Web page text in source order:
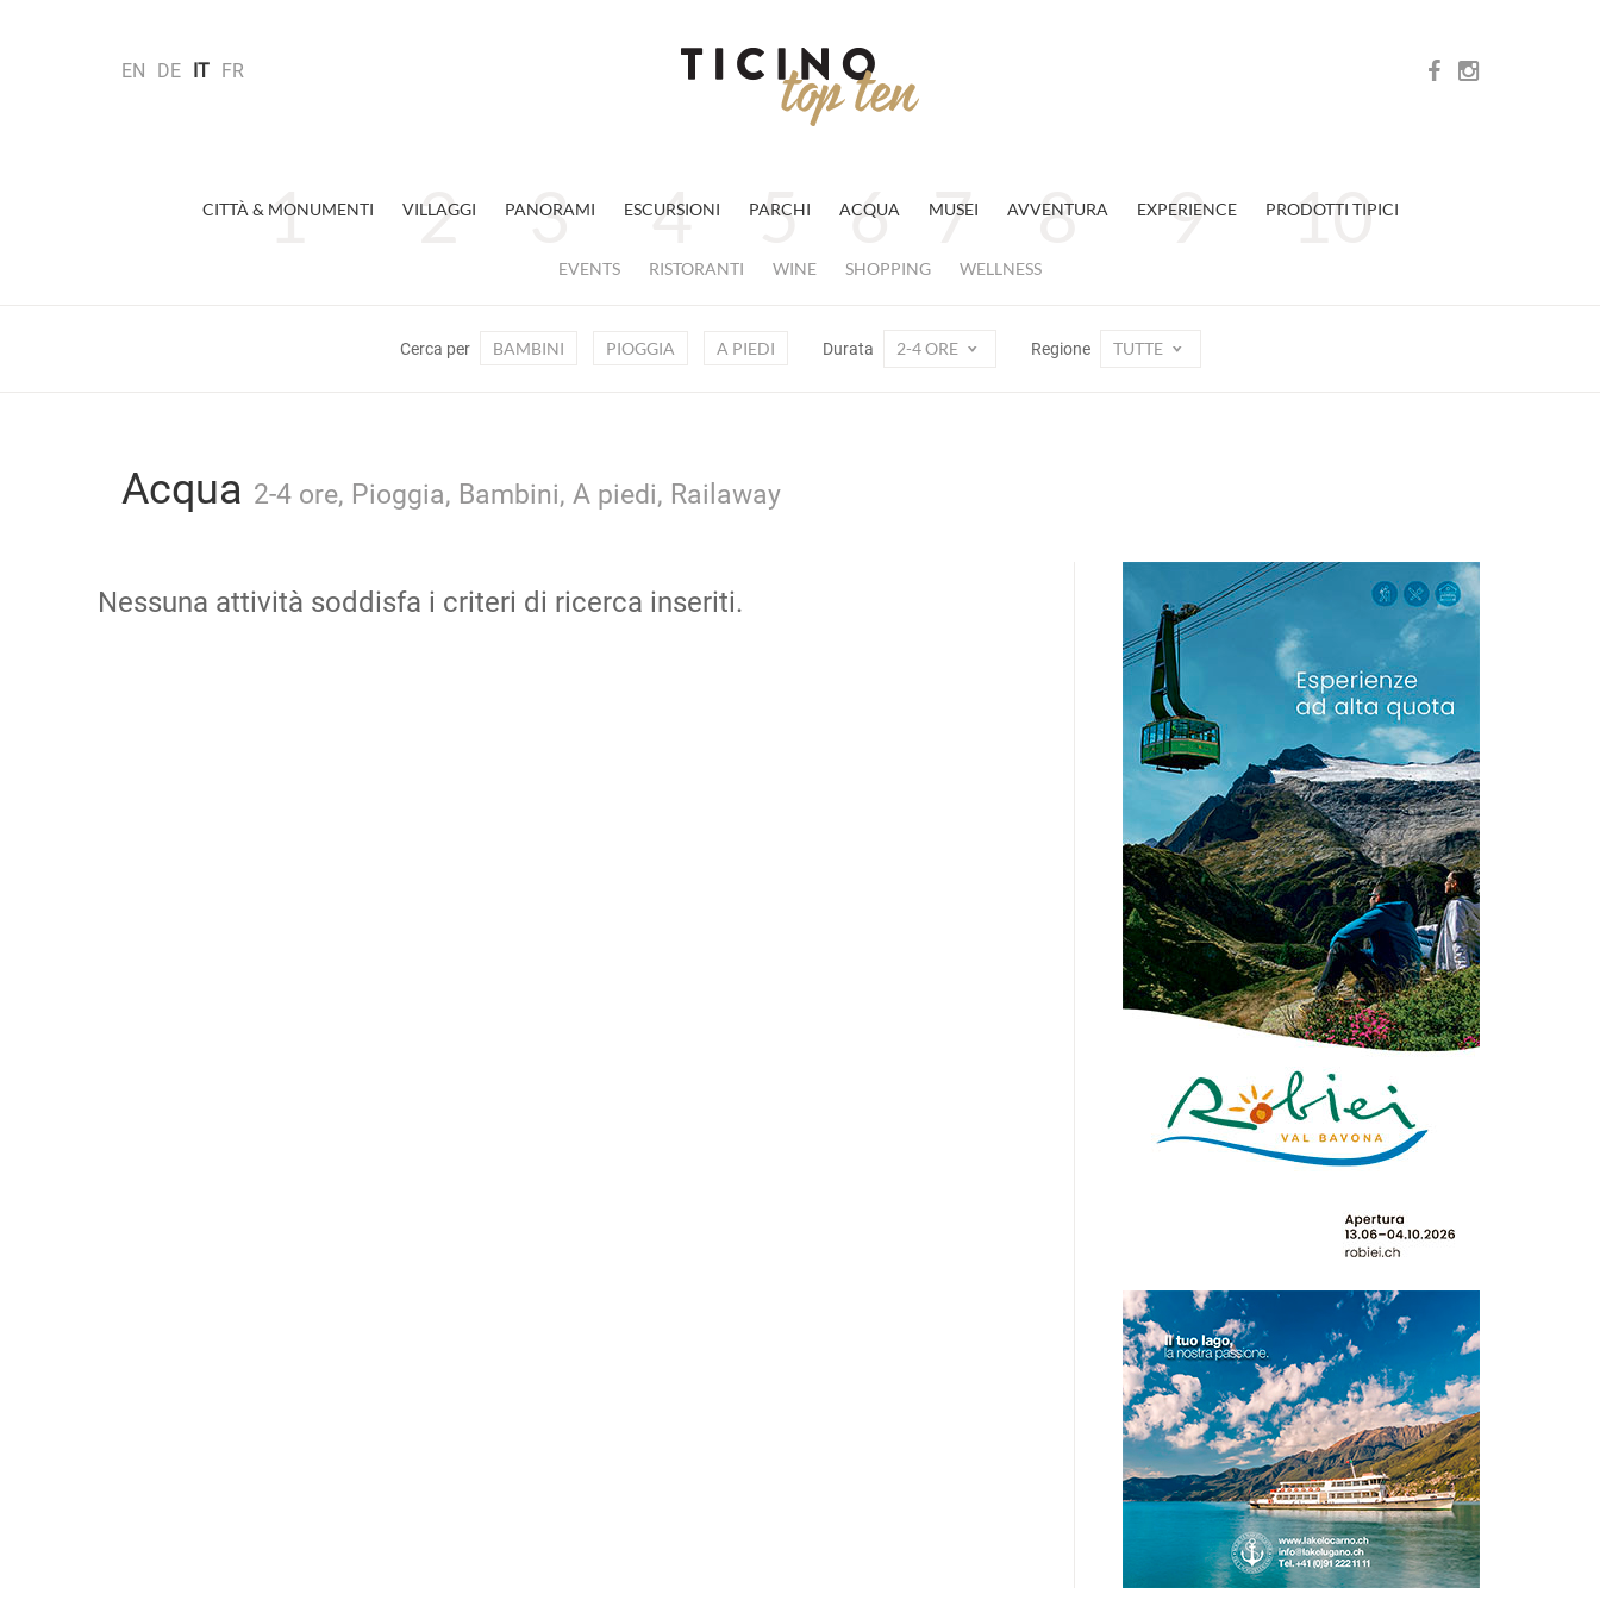
EN DE IT FR
CITTÀ & MONUMENTI VILLAGGI PANORAMI ESCURSIONI PARCHI ACQUA MUSEI AVVENTURA EXPERIENCE PRODOTTI TIPICI
EVENTS RISTORANTI WINE SHOPPING WELLNESS
Cerca per BAMBINI PIOGGIA A PIEDI Durata 2-4 ORE Regione TUTTE
Acqua 2-4 ore, Pioggia, Bambini, A piedi, Railaway
Nessuna attività soddisfa i criteri di ricerca inseriti.